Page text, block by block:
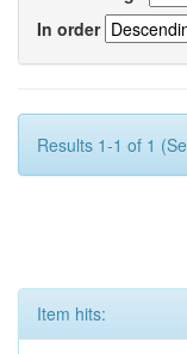
In order
Results 1-1 of 1
Item hits: